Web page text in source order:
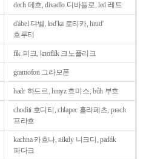
dech 데흐, divadlo 디바들로, led 레트
d'ábel 댜벨, lod'ka 로티카, hrud'
흐루티
fík 피크, knoflík 크노플리크
gramofon 그라모폰
hadr 하드르, hmyz 흐미스, bůh 부흐
choditi 호디티, chlapec 흘라페츠, prach
프라흐
kachna 카흐나, nikdy 니크디, padák
파다크